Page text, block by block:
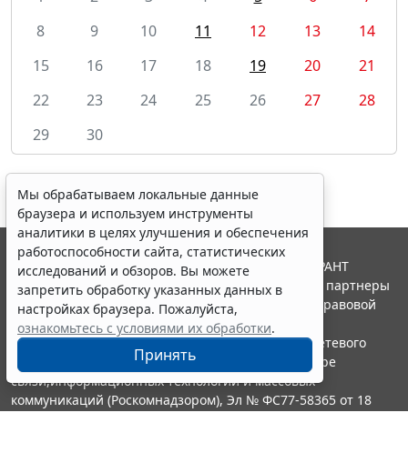
8
9 10 11 12 13
14
15
16 17 18 19 20
21
22
23 24 25 26 27
28
29
30
Мы обрабатываем локальные данные
браузера и используем инструменты
аналитики в целях улучшения и обеспечения
работоспособности сайта, статистических
исследований и обзоров. Вы можете
запретить обработку указанных данных в
настройках браузера. Пожалуйста,
ознакомьтесь с условиями их обработки.
Принять
© ООО "НПП "ГАРАНТ-СЕРВИС", 2026. Система ГАРАНТ
выпускается с 1990 года. Компания "Гарант" и ее партнеры
являются участниками Российской ассоциации правовой
информации ГАРАНТ.
Портал ГАРАНТ.РУ зарегистрирован в качестве сетевого
издания Федеральной службой по надзору в сфере
связи,информационных технологий и массовых
коммуникаций (Роскомнадзором), Эл № ФС77-58365 от 18